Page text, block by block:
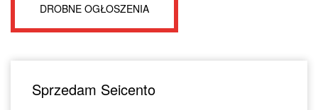
DROBNE OGŁOSZENIA
Sprzedam Seicento